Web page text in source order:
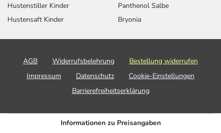
Hustenstiller Kinder
Hustensaft Kinder
Panthenol Salbe
Bryonia
AGB Widerrufsbelehrung
Bestellung widerrufen
Impressum
Datenschutz
Cookie-Einstellungen
Barrierefreiheitserklärung
Informationen zu Preisangaben